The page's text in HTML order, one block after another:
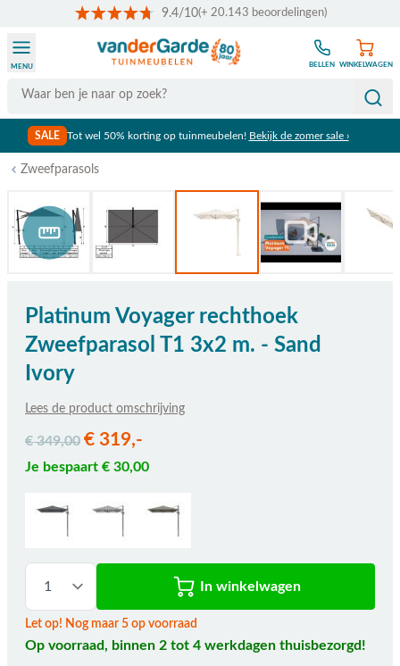
9.4/10(+ 20.143 beoordelingen)
Search
MENU BELLEN WINKELWAGEN
SALE Tot wel 50% korting op tuinmeubelen! Bekijk de zomer sale ›
Zweefparasols
Platinum Voyager rechthoek
Zweefparasol T1 3x2 m. - Sand
Ivory
Lees de product omschrijving
€ 349,00 € 319,-
Je bespaart € 30,00
In winkelwagen
Let op! Nog maar 5 op voorraad
Op voorraad, binnen 2 tot 4 werkdagen thuisbezorgd!